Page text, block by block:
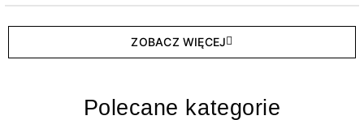
ZOBACZ WIĘCEJ
Polecane kategorie